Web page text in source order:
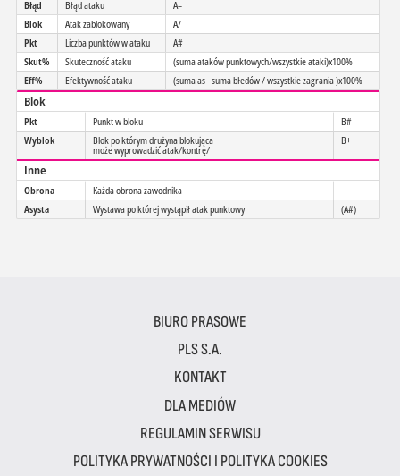
Błąd
Błąd ataku
A=
Blok
Atak zablokowany
A/
Pkt
Liczba punktów w ataku
A#
Skut%
Skuteczność ataku
(suma ataków punktowych/wszystkie ataki)x100%
Eff%
Efektywność ataku (suma as - suma błedów / wszystkie zagrania )x100%
Blok
Pkt Punkt w bloku
B#
Wyblok
Blok po którym drużyna blokująca
może wyprowadzić atak/kontrę/
B+
Inne
Obrona
Każda obrona zawodnika
Asysta
Wystawa po której wystąpił atak punktowy (A#)
BIURO PRASOWE
PLS S.A.
KONTAKT
DLA MEDIÓW
REGULAMIN SERWISU
POLITYKA PRYWATNOŚCI I POLITYKA COOKIES